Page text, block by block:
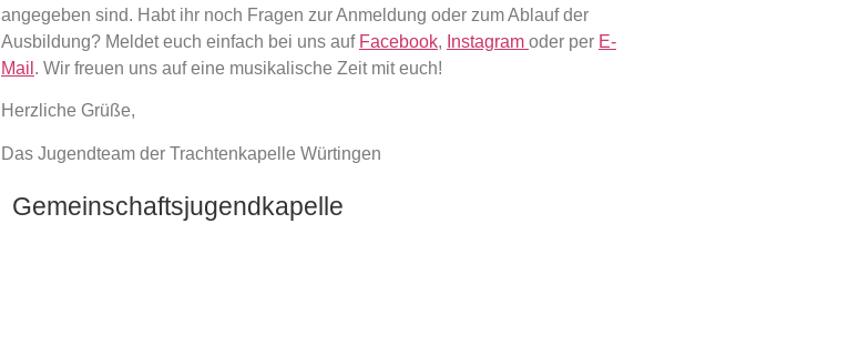
angegeben sind. Habt ihr noch Fragen zur Anmeldung oder zum Ablauf der
Ausbildung? Meldet euch einfach bei uns auf Facebook, Instagram oder per E-
Mail . Wir freuen uns auf eine musikalische Zeit mit euch!
Herzliche Grüße,
Das Jugendteam der Trachtenkapelle Würtingen
Gemeinschaftsjugendkapelle